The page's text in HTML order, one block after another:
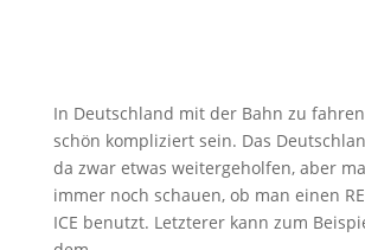
In Deutschland mit der Bahn zu
schön kompliziert sein. Das
da zwar etwas weitergeholfen, aber
immer noch schauen, ob man einen
ICE benutzt. Letzterer kann zum